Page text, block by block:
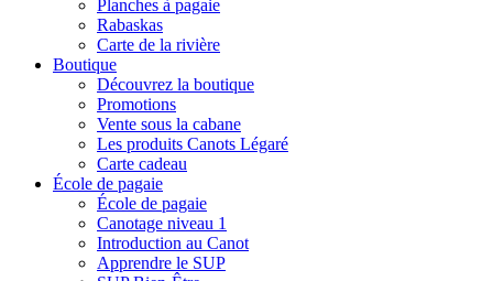
Planches à pagaie
Rabaskas
Carte de la rivière
Boutique
Découvrez la boutique
Promotions
Vente sous la cabane
Les produits Canots Légaré
Carte cadeau
École de pagaie
École de pagaie
Canotage niveau 1
Introduction au Canot
Apprendre le SUP